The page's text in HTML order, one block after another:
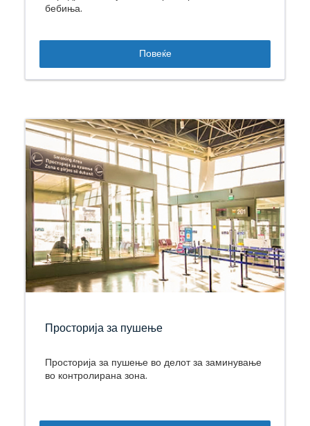
бебиња.
Повеќе
Просторија за пушење
Просторија за пушење во делот за заминување
во контролирана зона.